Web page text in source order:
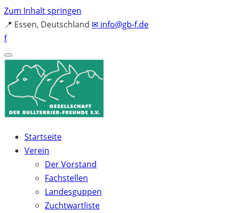
Zum Inhalt springen
📍 Essen, Deutschland ✉ info@gb-f.de
f
Startseite
Verein
Der Vorstand
Fachstellen
Landesguppen
Zuchtwartliste